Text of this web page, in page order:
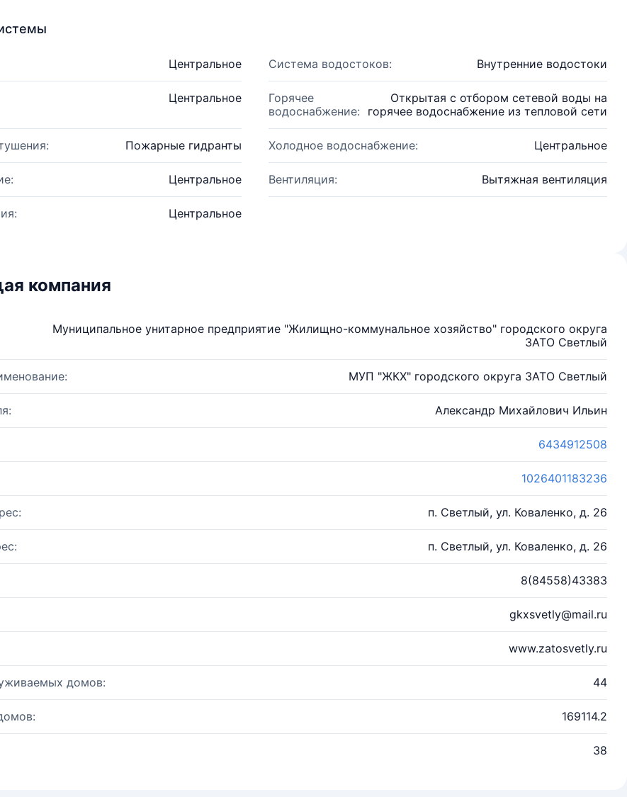
Центральное Система водостоков: Внутренние водостоки
Центральное
Горячее
водоснабжение:
Открытая с отбором сетевой воды на
горячее водоснабжение из тепловой сети
Пожарные гидранты Холодное водоснабжение: Центральное
Центральное Вентиляция: Вытяжная вентиляция
Центральное
компания
Муниципальное унитарное предприятие "Жилищно-коммунальное хозяйство" городского округа
ЗАТО Светлый
МУП "ЖКХ" городского округа ЗАТО Светлый
Александр Михайлович Ильин
6434912508
1026401183236
п. Светлый, ул. Коваленко, д. 26
п. Светлый, ул. Коваленко, д. 26
8(84558)43383
gkxsvetly@mail.ru
www.zatosvetly.ru
домов: 44
169114.2
38